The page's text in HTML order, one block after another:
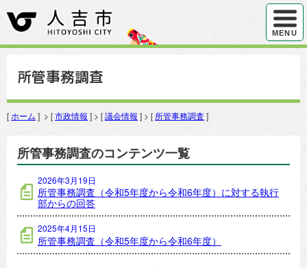
ハンバ
MENU
所管事務調査
[ ホーム ] > [市政情報 ] > [議会情報 ] > [ 所管事務調査 ]
所管事務調査のコンテンツ一覧
2026年3月19日
所管事務調査（令和5年度から令和6年度）に対する執行
部からの回答
2025年4月15日
所管事務調査（令和5年度から令和6年度）